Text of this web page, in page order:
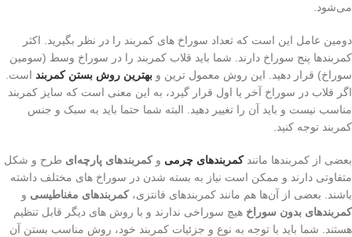
می‌شود.
دومین عامل این است که تعداد سوراخ های کمربند را در نظر بگیرید. اکثر
کمربندها پنج سوراخ دارند. شما باید قلاب کمربند را در سوراخ وسط (سومین
سوراخ) قرار دهید. این روش معمول ترین و بهترین روش بستن‌ کمربند است.
اگر قلاب در سوراخ آخر یا اول قرار گیرد، به این معنی است که سایز کمربند
مناسب نیست و باید آن را تغییر دهید. البته شما حتما باید به سبک و جنس
کمربند توجه کنید.
بعضی از کمربندها مانندکمربندهای چرمی وکمربندهای پارچه‌ای طرح و شکل
متفاوتی دارند و ممکن است نیاز به بسته‌ شدن‌ در سوراخ های مختلف داشته
باشند. بعضی از آن‌ها هم مانند کمربندهای فانتزی،کمربندهای مغناطیسی و
کمربندهای بدون سوراخ هیچ سوراخی ندارند و با روش های دیگر قابل تنظیم
هستند. شما باید با توجه به نوع و جزئیات کمربند خود، روش مناسب بستن‌ آن